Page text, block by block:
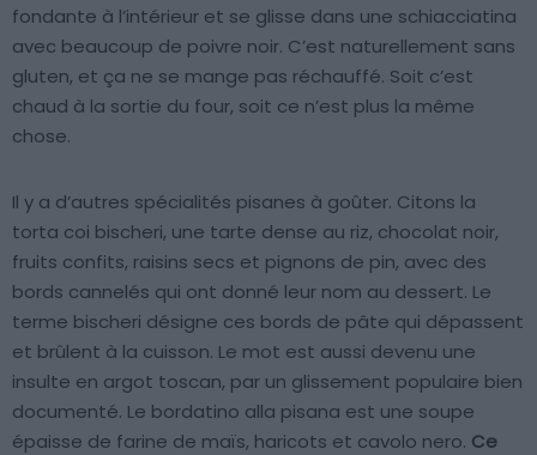
fondante à l’intérieur et se glisse dans une schiacciatina
avec beaucoup de poivre noir. C’est naturellement sans
gluten, et ça ne se mange pas réchauffé. Soit c’est
chaud à la sortie du four, soit ce n’est plus la même
chose.
Il y a d’autres spécialités pisanes à goûter. Citons la
torta coi bischeri, une tarte dense au riz, chocolat noir,
fruits confits, raisins secs et pignons de pin, avec des
bords cannelés qui ont donné leur nom au dessert. Le
terme bischeri désigne ces bords de pâte qui dépassent
et brûlent à la cuisson. Le mot est aussi devenu une
insulte en argot toscan, par un glissement populaire bien
documenté. Le bordatino alla pisana est une soupe
épaisse de farine de maïs, haricots et cavolo nero. Ce